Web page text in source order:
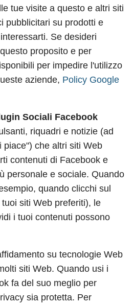
tue visite a questo e altri siti
pubblicitari su prodotti e
Se desideri
proposito e per
per impedire l'utilizzo
aziende, Policy Google
Sociali Facebook
riquadri e notizie (ad
piace") che altri siti Web
contenuti di Facebook e
personale e sociale. Quando
quando clicchi sul
siti Web preferiti), le
i tuoi contenuti possono
su tecnologie Web
siti Web. Quando usi i
fa del suo meglio per
sia protetta. Per